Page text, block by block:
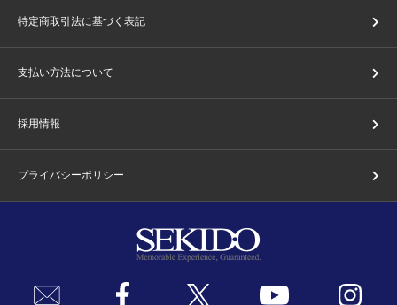
特定商取引法に基づく表記
支払い方法について
採用情報
プライバシーポリシー